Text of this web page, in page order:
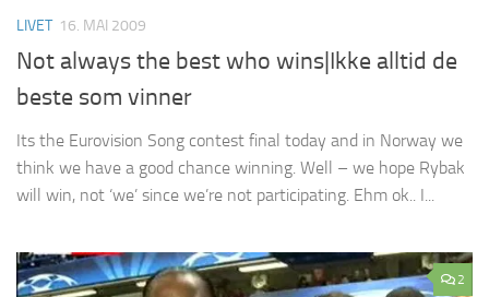
LIVET 16. MAI 2009
Not always the best who wins|Ikke alltid de
beste som vinner
Its the Eurovision Song contest final today and in Norway we
think we have a good chance winning. Well – we hope Rybak
will win, not ‘we’ since we’re not participating. Ehm ok.. I...
2